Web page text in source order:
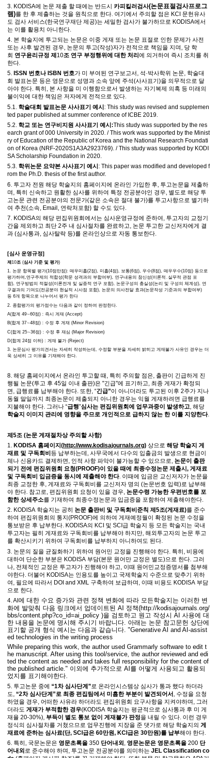
3. KODISA에 논문 제출 할 때에는 반드시 카피킬러검사(논문표절검사프로그
램)를 한 후 제출하는 것을 원칙으로 한다 여기에서 주의할 점은 KCI 문헌유사
도 검사 서비스(한국연구재단 제공)는 세밀한 검사가 불가하므로 KODISA에서
는 이를 활용치 아니한다
4. 본 학술지에 투고되는 논문은 이중 게재 또는 논문 표절로 인한 문제가 사전
또는 사후 발견된 경우, 논문의 투고(작성)자가 전적으로 책임을 지며 , 당 학
회 연구윤리규정 제 10조 연구 부정행위에 대한 처리 에 의거하여 즉시 조치를 취
한다.
5. ISSN 번호나ISBN 번호가 미 부여된 연구보고서 , 석 ·박사학위 논문, 학술대
회 발표논문 등은 영문으로 성명과 소속 앞에 주석(사사표기 )을 의무적으로 달
아야 한다. 특히 , 본 사항을 미 이행함으로서 발생하는 자기복제 의혹 등 미래의
불이익에 대한 책임은 저자에게 전적으로 있다.
5.1. 학술대회 발표논문 사사표기 예시: This study was revised and supplemen
ted paper published at summer conference of ICBE 2019.
5.2. 학교 또는 연구비지원 사사표기 예시 :This study was supported by the res
earch grant of 000 University in 2020. / This work was supported by the Minist
ry of Education of the Republic of Korea and the National Research Foundati
on of Korea (NRF-2020S1A3A2923769). / This study was supported by KODI
SA Scholarship Foundation in 2020.
5.3. 학위논문 요약본 사사표기 예시 : This paper was modified and developed f
rom the Ph.D. thesis of the first author.
6. 투고자 전원 해당 학술지의 홈페이지에 온라인 가입한 후 투고논문을 제출하
며 특히 신속하고 원활한 심사를 위하여 특정 전공분야인 경우 별도로 해당 투
고논문 관련 전공분야의 전문가(같은 소속은 절대 불가)를 투고사항으로 별기하
여 추천(소속 , Email, 연락처포함) 할 수도 있다
7. KODISA의 해당 편집위원회에서는 심사운영규정에 준하여 , 투고자의 교정기
간을 제외하고 최단 2주 내 심사절차를 완료하고, 논문 투고한 교신저자에게 결
과 (심사통과, 심사탈락 등)를 온라인상으로 자동 통보한다.
[심사 운영규정]
제 10조 (심사 기준 및 평가)
1. 논문 항목별 평가(10점만점): 매우미흡(2점), 미흡(4점), 보통(6점), 우수(8점), 매우우수(10점) 등으로
평가하며,연구주제의 적합성(학문 성격과의 부합여부), 연구내용의 참신성(이론적 ․ 실무적 관점 포
함), 연구방법의 적절성(이론전개 및 실증적 연구 포함), 논문구성의 충실성(논리 및 구성의 체계성), 연
구결과의 기여도(전공분야 현실적 시사점 포함), 논문의 의사전달 효과(논문작성 기준과의 부합여부)
등 6개 항목으로 나누어서 평가 한다
2. 종합평가의 평가점수는 다음과 같이 정하여 판정한다
A(합계 49∼60점) : 즉시 게재 (Accept)
B(합계 37∼48점) : 수정 후 게재 (Minor Revision)
C(합계 25∼36점) : 수정 후 재심 (Major Revision)
D(합계 24점 이하) : 게재 불가 (Reject)
3. 논문심사 평가의견서는 자세히 작성하는데, 수정할 부분을 자세히 밝히고 게재불가 사유인 경우는 더
욱 상세히 그 이유를 기재해야 한다.
8. 해당 홈페이지에서 온라인 투고할 때 , 특히 주의할 점은, 출판이 긴급하게 진
행될 논문(투고 후 45일 이내 출판)은 "긴급"에 표기하고, 최종 게재가 확정되
면 , 급행료를 납부해야 한다. 또한, “긴급”이 아니더라도 투고된 이후 2주가 지나
동월 말일까지 최종논문이 제출되지 아니한 경우는 익월 게재하려면 급행료를
지불해야 한다. 그러나 “급행”심사는 편집위원회에 업무과중이 발생하고, 해당
학술지 이미지 관리에 영향을 주므로 개인적으로 급하지 않는 한 이를 지양한다.
제5조 (논문 게재절차상 주의할 사항)
1. KODISA 홈페이지 (http://www.kodisajournals.org) 상으로 해당 학술지 게
재료 및 구독회비 등 납부하는데 , 사무국에서 다수의 입출금의 발생으로 현금이
체나 신용카드 결제하면 , 인적 사항 파악이 불가능할 수 있으므로, 논문이 출판
되기 전에 편집위원회 요청(PROOF)이 있을 때에 최종수정논문 제출시 , 게재료
및 구독회비 입금증을 동시에 제출해야 한다. 이때에 입금은 교신저자가 논문을
최종 교정한 후, 게재료와 구독회비를 교신저자 명의 (논문번호 입력)로 납부해
야 한다. 참고로, 편집위원회 요청이 있을 경우, 논문수령 가능한 우편번호를 포
함한 상세주소를 기재하여 최종수정논문과 입금증을 포함하여 제출해야한다.
2. KODISA 학술지는 공히 논문 출판비 및 구독회비준칙 제 5조(게재료)를 준수
하여 편집위원회의 통지 (PROOF)에 의하여 게재예정월이 확정된 논문 수정을
통보받은 후 납부한다. KODISA의 KCI 및 SCI 급 학술지 등 모든 학술지는 국내
투고자는 필히 게재료와 구독회비를 납부해야 하지만, 해외투고자의 논문 투고
를 확산시키기 위하여 구독회비를 납부하지 아니하여도 된다.
3. 논문의 질을 균질화하기 위하여 원어민 교정을 진행해야 한다 특히 비용에
대하여 단순한 부분은 KODISA 부담(본문 원어만 교정은 별도)으로 한다 그러
나 전체적인 교정은 투고자가 진행해야 하고
이때 원어민교정증명서를 첨부해
야한다 더불어 KODISA는 인용도를 높이고 국제학술지 수준으로 맞추기 위하
여 필요에 따라서 DOI and XML 구축하여 보급하며 이때 비용도 KODISA 부담
으로 한다
4. AI 에 대한 수요 증가와 관련 정책 변화에 따라 모든학술지는 이러한 변
화에 발맞춰 다음 링크에서 업데이트된 AI 정책(http://kodisajournals.org/
bbs/content.php?co_id=ai_policy )을 검토하고 원고 작성시 AI 사용에 대
한 내용을 논문에 명시해 주시기 바랍니다. 아래는 논문 참고문헌 상단에
표기할 공개 형식 예시는 다음과 같습니다. "Generative AI and AI-assist
ed technologies in the writing process
While preparing this work, the author used Grammarly software to edit t
he manuscript. After using this tool/service, the author reviewed and edi
ted the content as needed and takes full responsibility for the content of
the published article." 이외에 추가적으로 AI를 어떻게 사용되고 활용되
었지를 표기해야한다.
5. 투고논문 중에 “1차 심사단계”로 온라인시스템상 심사가 통과 했다 하더라
도 “2차 심사단계”로 최종 편집팀에서 미흡한 부분이 발견되어서 수정을 요청
하였을 경우 어떠한 사유라 하더라도 편집위원회 요구사항을 지켜야하며
그러
더라도 게재가 부적합한 경우(KODISA 학술지는 평균적으로 심사통과 후 미 게
재율 20-30%), 부득이 별도 통보 없이 게재불가 판정을 내릴 수 있다 이런 경우
정식의 심사절차를 거쳤으므로 업무진행에 지장을 준 댓가로 해당 학술지의 게
재료에 준하는 심사료(단, SCI급은 60만원, KCI급은 30만원)를 납부해야 한다
6. 특히 , 국문논문은 영문초록을 350 단어내외 , 영문논문은 영문초록을 200 단
어내외 로 준수해야 하며 , 투고논문 전공분야를 의미하는 JEL Classification co